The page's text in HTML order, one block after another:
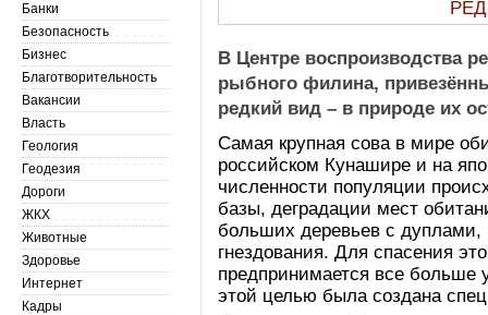
В Центре воспроизводства
рыбного филина,
редкий вид – в природе их
Самая крупная сова в мире
российском Кунашире и на
численности популяции
базы, деградации мест
больших деревьев с
гнездования. Для спасения
предпринимается все больше
этой целью была создана
Банки
Безопасность
Бизнес
Благотворительность
Вакансии
Власть
Геология
Геодезия
Дороги
ЖКХ
Животные
Здоровье
Интернет
Кадры